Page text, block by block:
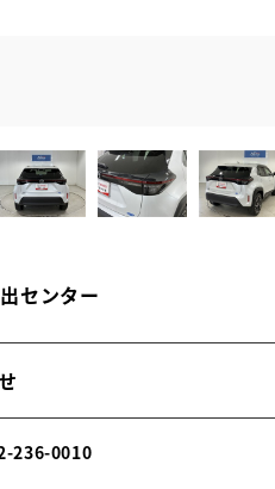
センター
236-0010